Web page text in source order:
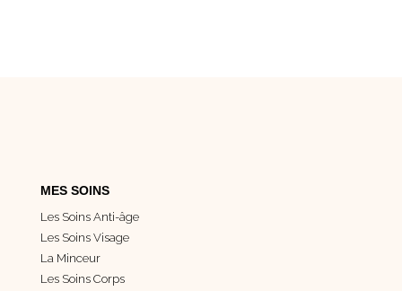
MES SOINS
Les Soins Anti-âge
Les Soins Visage
La Minceur
Les Soins Corps